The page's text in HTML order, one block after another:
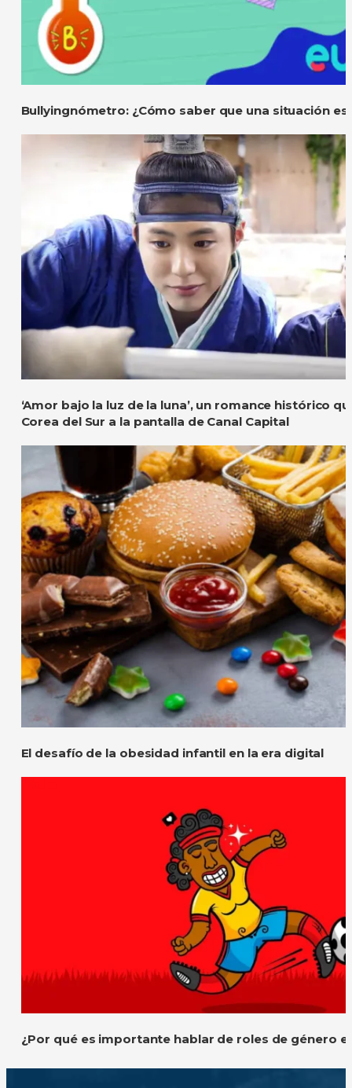
Bullyingnómetro: ¿Cómo saber que una situación es
‘Amor bajo la luz de la luna’, un romance histórico
Corea del Sur a la pantalla de Canal Capital
El desafío de la obesidad infantil en la era digital
¿Por qué es importante hablar de roles de género